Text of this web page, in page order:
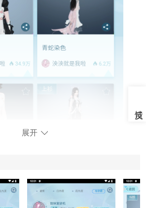
展开